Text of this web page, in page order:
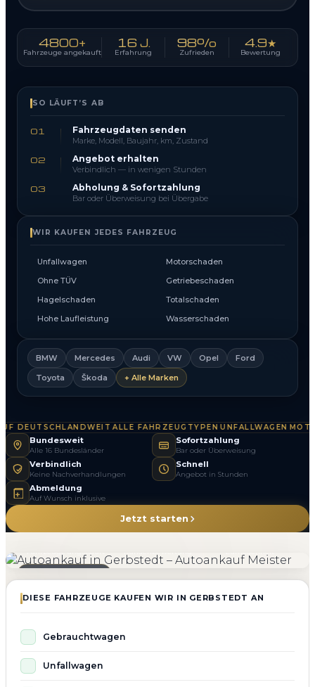
4800+
Fahrzeuge angekauft
16 J.
Erfahrung
98%
Zufrieden
4.9★
Bewertung
SO LÄUFT’S AB
01 Fahrzeugdaten senden
Marke, Modell, Baujahr, km, Zustand
02 Angebot erhalten
Verbindlich — in wenigen Stunden
03 Abholung & Sofortzahlung
Bar oder Überweisung bei Übergabe
WIR KAUFEN JEDES FAHRZEUG
Unfallwagen
Motorschaden
Ohne TÜV
Getriebeschaden
Hagelschaden
Totalschaden
Hohe Laufleistung
Wasserschaden
BMW Mercedes Audi VW Opel
Ford
Toyota
Škoda + Alle Marken
DEUTSCHLANDWEIT·ALLE FAHRZEUGTYPEN·UNFALLWAGEN·
Bundesweit
Alle 16 Bundesländer
Sofortzahlung
Bar oder Überweisung
Verbindlich
Keine Nachverhandlungen
Schnell
Angebot in Stunden
Abmeldung
Auf Wunsch inklusive
Jetzt starten
DIESE FAHRZEUGE KAUFEN WIR IN GERBSTEDT AN
Gebrauchtwagen
Unfallwagen